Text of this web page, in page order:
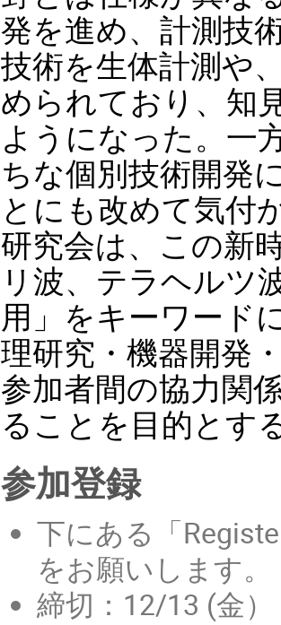
発を進め、計測技
技術を生体計測や
められており、知
ようになった。一
ちな個別技術開発
とにも改めて気付
研究会は、この新
リ波、テラヘルツ
用」をキーワード
理研究・機器開発
参加者間の協力関
ることを目的とす
参加登録
下にある「
をお願いします。
締切：12/13 (金）